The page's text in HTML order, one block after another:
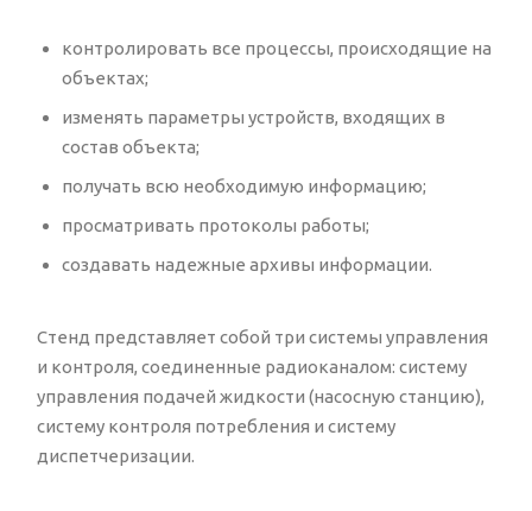
контролировать все процессы, происходящие на
объектах;
изменять параметры устройств, входящих в
состав объекта;
получать всю необходимую информацию;
просматривать протоколы работы;
создавать надежные архивы информации.
Стенд представляет собой три системы управления
и контроля, соединенные радиоканалом: систему
управления подачей жидкости (насосную станцию),
систему контроля потребления и систему
диспетчеризации.